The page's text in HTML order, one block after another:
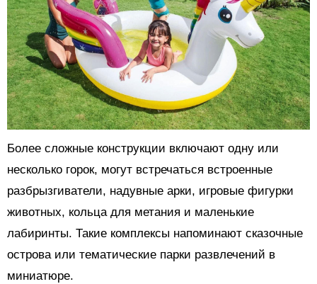
Более сложные конструкции включают одну или
несколько горок, могут встречаться встроенные
разбрызгиватели, надувные арки, игровые фигурки
животных, кольца для метания и маленькие
лабиринты. Такие комплексы напоминают сказочные
острова или тематические парки развлечений в
миниатюре.